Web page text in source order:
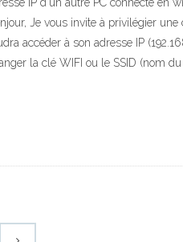
Je vous invite à privilégier
accéder à son adresse IP
la clé WIFI ou le SSID (nom